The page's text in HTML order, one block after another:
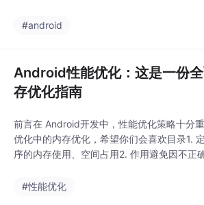
【复制保存】！在【Set
【Install】进行安装。
至此，关于【如何在An
droid Studio 接入Deep
注：可在左侧【用量信
息】查看你的API使用情
况 & 充值。
#android
Android性能优化：这是一份
存优化指南
前言在 Android开发中，性能优化策略十分
优化中的内存优化，希望你们会喜欢目录1.
序的内存使用、空间占用2. 作用避免因不正
间占用过大 等问题，最终导致应用程序崩溃
#性能优化